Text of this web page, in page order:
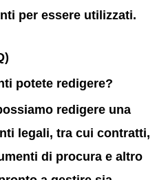
per essere utilizzati.
potete redigere?
redigere una
legali, tra cui contratti,
di procura e altro